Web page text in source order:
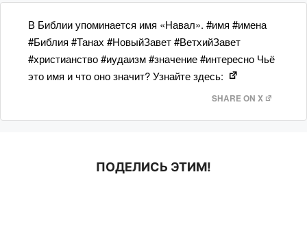
В Библии упоминается имя «Навал». #имя #имена
#Библия #Танах #НовыйЗавет #ВетхийЗавет
#христианство #иудаизм #значение #интересно Чьё
это имя и что оно значит? Узнайте здесь:
SHARE ON X
ПОДЕЛИСЬ ЭТИМ!